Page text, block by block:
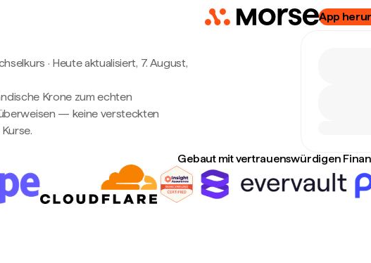
App
· Heute aktualisiert, 7. August,
Krone zum echten
— keine versteckten
Gebaut mit vertrauenswürdigen